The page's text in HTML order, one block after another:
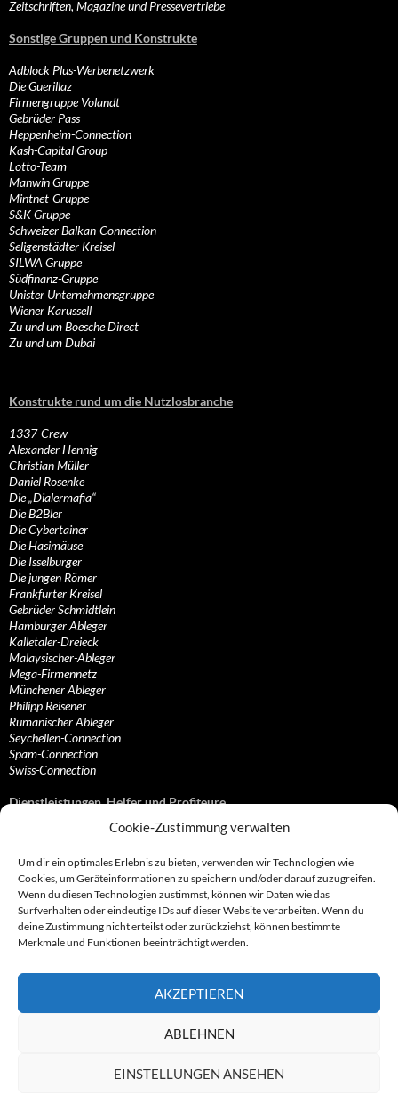
Cookie-Zustimmung verwalten
Um dir ein optimales Erlebnis zu bieten, verwenden wir Technologien wie
Cookies, um Geräteinformationen zu speichern und/oder darauf zuzugreifen.
Wenn du diesen Technologien zustimmst, können wir Daten wie das
Surfverhalten oder eindeutige IDs auf dieser Website verarbeiten. Wenn du
deine Zustimmung nicht erteilst oder zurückziehst, können bestimmte
Merkmale und Funktionen beeinträchtigt werden.
AKZEPTIEREN
ABLEHNEN
EINSTELLUNGEN ANSEHEN
Zeitschriften, Magazine und Pressevertriebe
Sonstige Gruppen und Konstrukte
Adblock Plus-Werbenetzwerk
Die Guerillaz
Firmengruppe Volandt
Gebrüder Pass
Heppenheim-Connection
Kash-Capital Group
Lotto-Team
Manwin Gruppe
Mintnet-Gruppe
S&K Gruppe
Schweizer Balkan-Connection
Seligenstädter Kreisel
SILWA Gruppe
Südfinanz-Gruppe
Unister Unternehmensgruppe
Wiener Karussell
Zu und um Boesche Direct
Zu und um Dubai
Konstrukte rund um die Nutzlosbranche
1337-Crew
Alexander Hennig
Christian Müller
Daniel Rosenke
Die „Dialermafia“
Die B2Bler
Die Cybertainer
Die Hasimäuse
Die Isselburger
Die jungen Römer
Frankfurter Kreisel
Gebrüder Schmidtlein
Hamburger Ableger
Kalletaler-Dreieck
Malaysischer-Ableger
Mega-Firmennetz
Münchener Ableger
Philipp Reisener
Rumänischer Ableger
Seychellen-Connection
Spam-Connection
Swiss-Connection
Dienstleistungen, Helfer und Profiteure
Anonymisierungsdienste, VPN- und Web-Proxy…
Bezahlsysteme, Finanzdienstleister und…
Bürodienstleister, Firmengründer- und/oder…
Datenhändler, Adressbroker und zielgerichtetes…
Hosting, Routing, Provider, Domain-, Web- und…
Inkasso, Forderungsmanagement und eintreibende…
Spieleanbieter, Online- und Browsergames
Partnerprogramme, Vertriebskanäle- und…
Telekommunikationsdienstleister, Internet…
Vereine, Verbände, Vereinigungen und Lobbyisten
Web-Rotlichtbezirk, Erotik- und XXX-Anbieter
Sonstige Dienstleister, Profiteure und Kooperationen